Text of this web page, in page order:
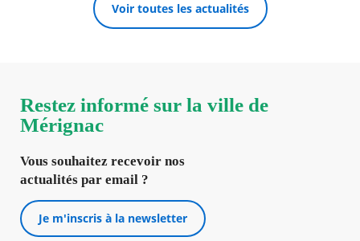
Voir toutes les actualités
Restez informé sur la ville de
Mérignac
Vous souhaitez recevoir nos
actualités par email ?
Je m'inscris à la newsletter